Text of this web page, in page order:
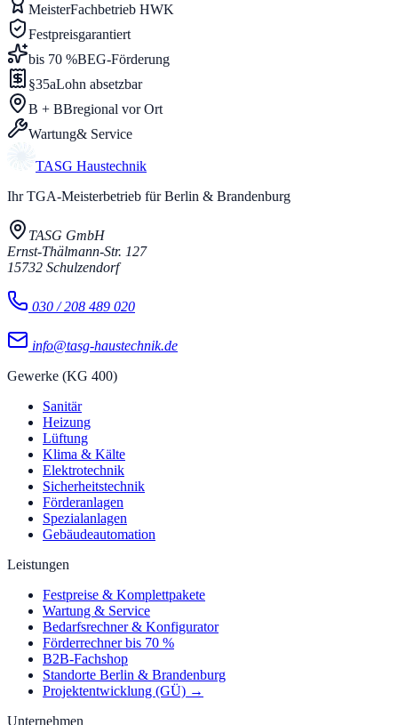
MeisterFachbetrieb HWK
Festpreisgarantiert
bis 70 %BEG-Förderung
§35aLohn absetzbar
B + BBregional vor Ort
Wartung& Service
TASG Haustechnik
Ihr TGA-Meisterbetrieb für Berlin & Brandenburg
TASG GmbH
Ernst-Thälmann-Str. 127
15732 Schulzendorf
030 / 208 489 020
info@tasg-haustechnik.de
Gewerke (KG 400)
Sanitär
Heizung
Lüftung
Klima & Kälte
Elektrotechnik
Sicherheitstechnik
Förderanlagen
Spezialanlagen
Gebäudeautomation
Leistungen
Festpreise & Komplettpakete
Wartung & Service
Bedarfsrechner & Konfigurator
Förderrechner bis 70 %
B2B-Fachshop
Standorte Berlin & Brandenburg
Projektentwicklung (GÜ) →
Unternehmen